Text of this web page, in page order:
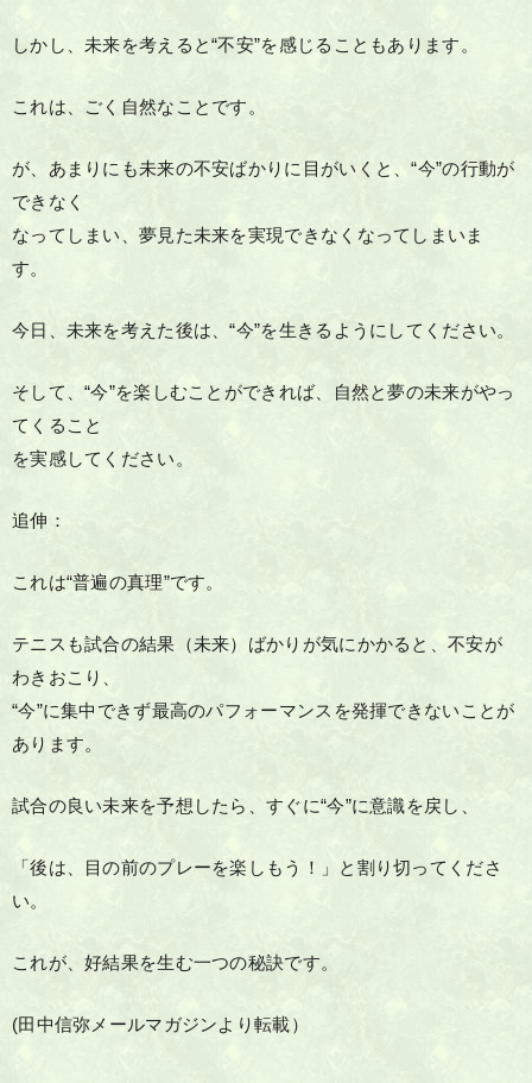
しかし、未来を考えると“不安”を感じることもあります。
これは、ごく自然なことです。
が、あまりにも未来の不安ばかりに目がいくと、“今”の行動が
できなく
なってしまい、夢見た未来を実現できなくなってしまいま
す。
今日、未来を考えた後は、“今”を生きるようにしてください。
そして、“今”を楽しむことができれば、自然と夢の未来がやっ
てくること
を実感してください。
追伸：
これは“普遍の真理”です。
テニスも試合の結果（未来）ばかりが気にかかると、不安が
わきおこり、
“今”に集中できず最高のパフォーマンスを発揮できないことが
あります。
試合の良い未来を予想したら、すぐに“今”に意識を戻し、
「後は、目の前のプレーを楽しもう！」と割り切ってくださ
い。
これが、好結果を生む一つの秘訣です。
(田中信弥メールマガジンより転載）